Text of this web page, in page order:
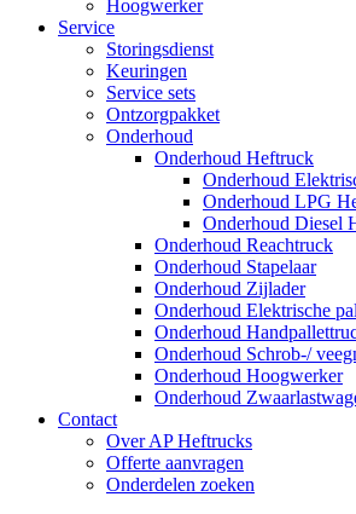
Hoogwerker
Service
Storingsdienst
Keuringen
Service sets
Ontzorgpakket
Onderhoud
Onderhoud Heftruck
Onderhoud
Onderhoud LPG
Onderhoud Diesel
Onderhoud Reachtruck
Onderhoud Stapelaar
Onderhoud Zijlader
Onderhoud Elektrische
Onderhoud
Onderhoud Schrob-/
Onderhoud Hoogwerker
Onderhoud
Contact
Over AP Heftrucks
Offerte aanvragen
Onderdelen zoeken